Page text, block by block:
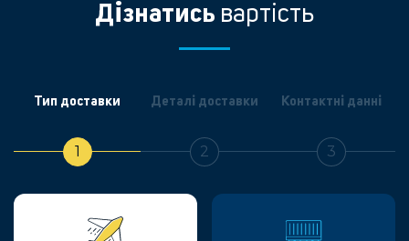
Дізнатись вартість
Тип доставки
1
Деталі доставки
2
Контактні данні
3